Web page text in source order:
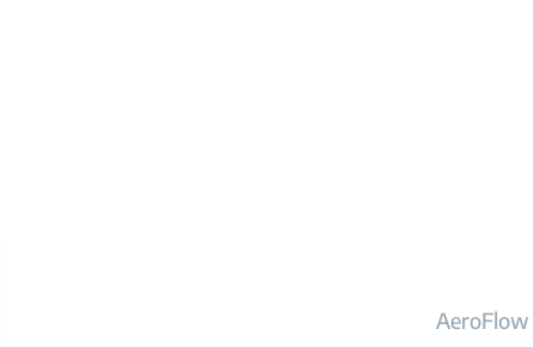
AeroFlow